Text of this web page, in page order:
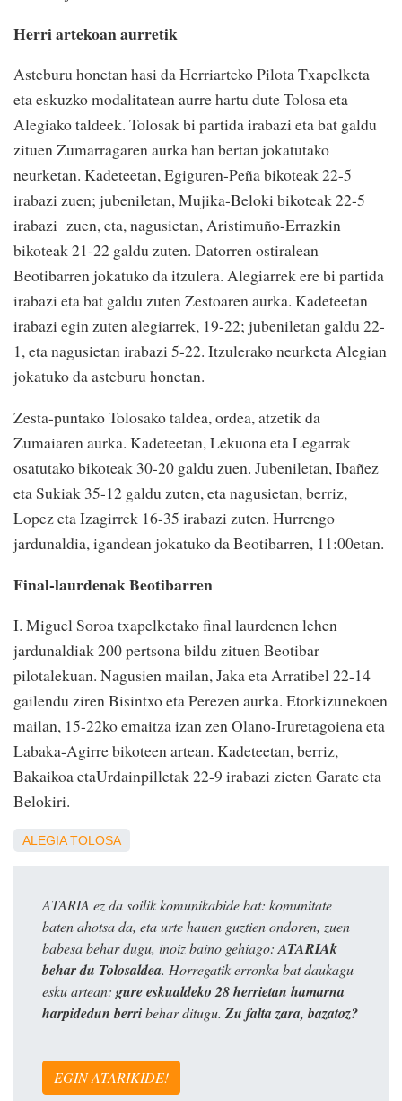
Herri artekoan aurretik
Asteburu honetan hasi da Herriarteko Pilota Txapelketa
eta eskuzko modalitatean aurre hartu dute Tolosa eta
Alegiako taldeek. Tolosak bi partida irabazi eta bat galdu
zituen Zumarragaren aurka han bertan jokatutako
neurketan. Kadeteetan, Egiguren-Peña bikoteak 22-5
irabazi zuen; jubeniletan, Mujika-Beloki bikoteak 22-5
irabazi zuen, eta, nagusietan, Aristimuño-Errazkin
bikoteak 21-22 galdu zuten. Datorren ostiralean
Beotibarren jokatuko da itzulera. Alegiarrek ere bi partida
irabazi eta bat galdu zuten Zestoaren aurka. Kadeteetan
irabazi egin zuten alegiarrek, 19-22; jubeniletan galdu 22-
1, eta nagusietan irabazi 5-22. Itzulerako neurketa Alegian
jokatuko da asteburu honetan.
Zesta-puntako Tolosako taldea, ordea, atzetik da
Zumaiaren aurka. Kadeteetan, Lekuona eta Legarrak
osatutako bikoteak 30-20 galdu zuen. Jubeniletan, Ibañez
eta Sukiak 35-12 galdu zuten, eta nagusietan, berriz,
Lopez eta Izagirrek 16-35 irabazi zuten. Hurrengo
jardunaldia, igandean jokatuko da Beotibarren, 11:00etan.
Final-laurdenak Beotibarren
I. Miguel Soroa txapelketako final laurdenen lehen
jardunaldiak 200 pertsona bildu zituen Beotibar
pilotalekuan. Nagusien mailan, Jaka eta Arratibel 22-14
gailendu ziren Bisintxo eta Perezen aurka. Etorkizunekoen
mailan, 15-22ko emaitza izan zen Olano-Iruretagoiena eta
Labaka-Agirre bikoteen artean. Kadeteetan, berriz,
Bakaikoa etaUrdainpilletak 22-9 irabazi zieten Garate eta
Belokiri.
ALEGIA TOLOSA
ATARIA ez da soilik komunikabide bat: komunitate
baten ahotsa da, eta urte hauen guztien ondoren, zuen
babesa behar dugu, inoiz baino gehiago: ATARIAk
behar du Tolosaldea. Horregatik erronka bat daukagu
esku artean: gure eskualdeko 28 herrietan hamarna
harpidedun berribehar ditugu. Zu falta zara, bazatoz?
EGIN ATARIKIDE!